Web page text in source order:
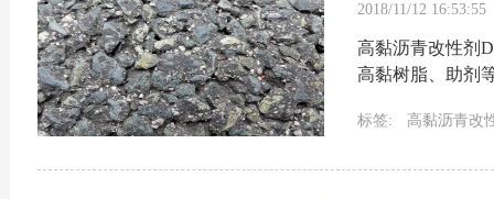
2018/11/12 16:53:55
高黏沥青改性剂
高黏树脂、助剂
标签: 高黏沥青改